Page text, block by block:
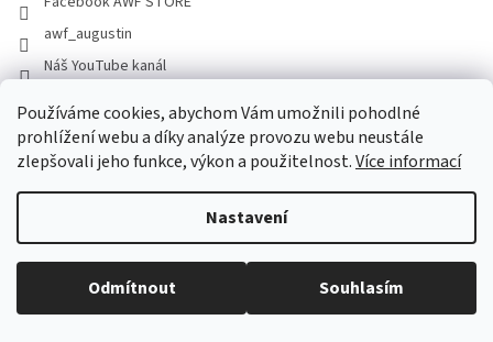
Používáme cookies, abychom Vám umožnili pohodlné
prohlížení webu a díky analýze provozu webu neustále
zlepšovali jeho funkce, výkon a použitelnost.Více informací
Nastavení
Odmítnout Souhlasím
awf_augustin
Náš YouTube kanál
Informace pro vás
Podmínky ochrany osobních údajů
Reklamace a vrácení zboží